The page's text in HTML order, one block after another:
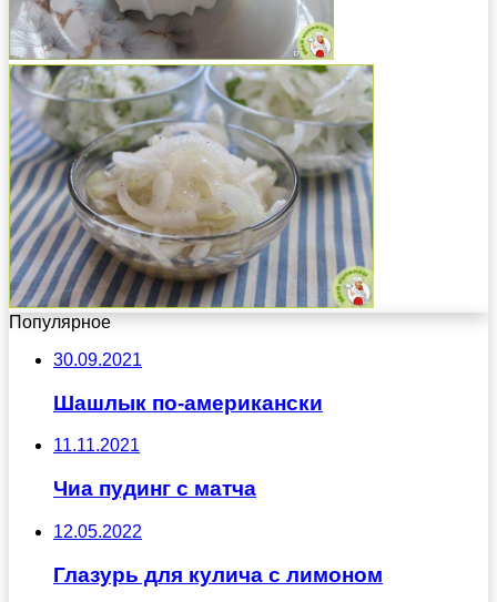
Популярное
30.09.2021
Шашлык по-американски
11.11.2021
Чиа пудинг с матча
12.05.2022
Глазурь для кулича с лимоном